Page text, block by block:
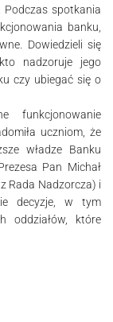
Podczas spotkania
banku,
Dowiedzieli się
nadzoruje jego
czy ubiegać się o
funkcjonowanie
uczniom, że
władze Banku
Pan Michał
Rada Nadzorcza) i
decyzje, w tym
oddziałów, które